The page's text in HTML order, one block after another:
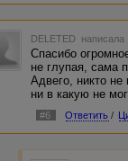
DELETED
Спасибо
не глупая, сама
Адвего, никто не
ни в какую не
#6 Ответить /